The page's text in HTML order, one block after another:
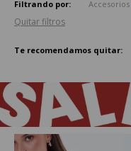
Filtrando por: Accesorios
Quitar filtros
Te recomendamos quitar: